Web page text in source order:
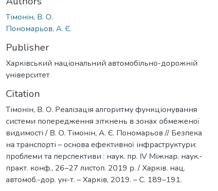
Тімонін, В. О.
Пономарьов, А. Є.
Publisher
Харківський національний автомобільно-дорожній
університет
Citation
Тімонін, В. О. Реалізація алгоритму функціонування
системи попередження зіткнень в зонах обмеженої
видимості / В. О. Тімонін, А. Є. Пономарьов // Безпека
на транспорті – основа ефективної інфраструктури:
проблеми та перспективи : наук. пр. IV Міжнар. наук.-
практ. конф., 26–27 листоп. 2019 р. / Харків. нац.
автомоб.-дор. ун-т. – Харків, 2019. – С. 189–191.